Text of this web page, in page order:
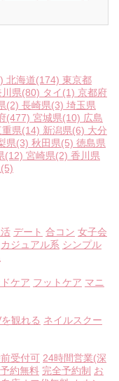
北海道(174) 東京都
川県(80) タイ(1) 京都府
(2) 長崎県(3) 埼玉県
(477) 宮城県(10) 広島
重県(14) 新潟県(6) 大分
県(3) 秋田県(5) 徳島県
(12) 宮崎県(2) 香川県
(5)
デート 合コン 女子会
カジュアル系 シンプル
ケア フットケア マニ
観れる ネイルスクー
受付可 24時間営業(深
約無料 完全予約制 お